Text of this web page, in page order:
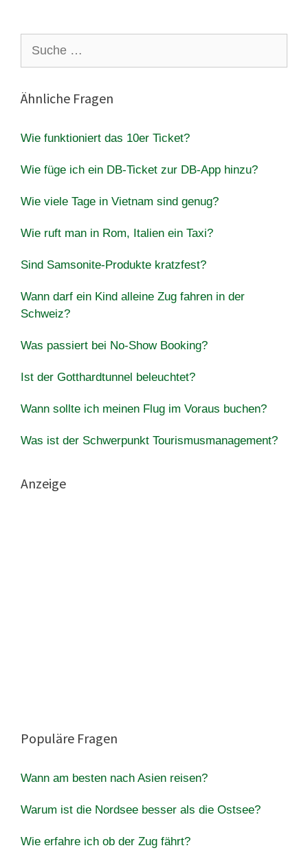
nach:
Ähnliche Fragen
Wie funktioniert das 10er Ticket?
Wie füge ich ein DB-Ticket zur DB-App hinzu?
Wie viele Tage in Vietnam sind genug?
Wie ruft man in Rom, Italien ein Taxi?
Sind Samsonite-Produkte kratzfest?
Wann darf ein Kind alleine Zug fahren in der
Schweiz?
Was passiert bei No-Show Booking?
Ist der Gotthardtunnel beleuchtet?
Wann sollte ich meinen Flug im Voraus buchen?
Was ist der Schwerpunkt Tourismusmanagement?
Anzeige
Populäre Fragen
Wann am besten nach Asien reisen?
Warum ist die Nordsee besser als die Ostsee?
Wie erfahre ich ob der Zug fährt?